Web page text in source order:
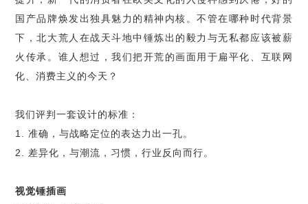
国产品牌焕发出独具魅力的精神内核。不管在哪种时代背景
下，北大荒人在战天斗地中锤炼出的毅力与无私都应该被薪
火传承。谁人想过，我们把开荒的画面用于扁平化、互联网
化、消费主义的今天？
我们评判一套设计的标准：
1.准确，与战略定位的表达力出一孔。
2. 差异化，与潮流，习惯，行业反向而行。
视觉锤插画